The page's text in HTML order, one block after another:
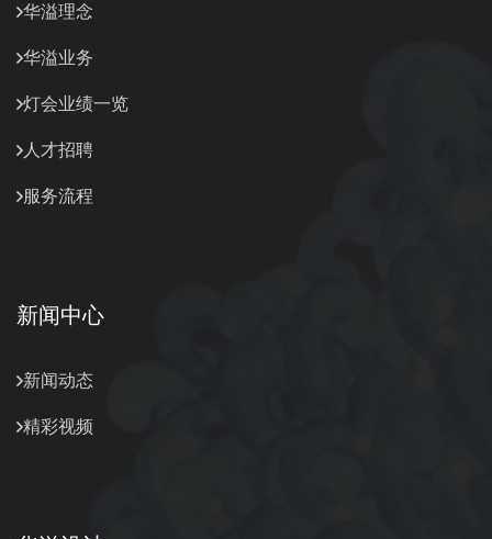
华溢理念
华溢业务
灯会业绩一览
人才招聘
服务流程
新闻中心
新闻动态
精彩视频